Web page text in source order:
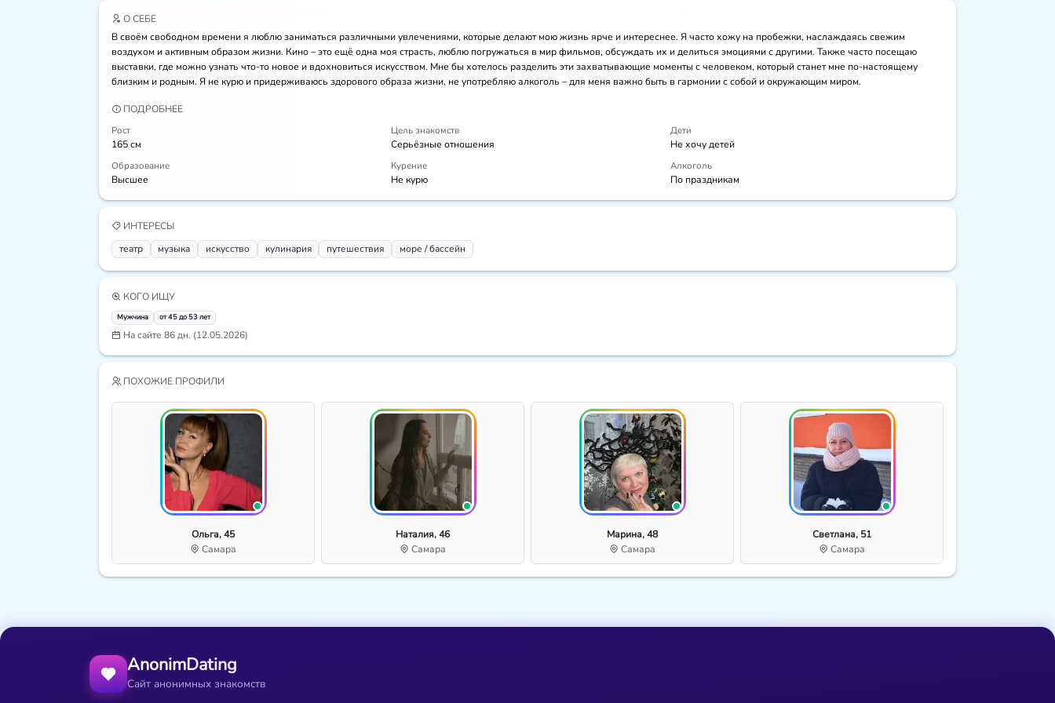
О СЕБЕ
В своём свободном времени я люблю заниматься различными увлечениями, которые делают мою жизнь ярче и интереснее. Я часто хожу на пробежки, наслаждаясь свежим
воздухом и активным образом жизни. Кино – это ещё одна моя страсть, люблю погружаться в мир фильмов, обсуждать их и делиться эмоциями с другими. Также часто посещаю
выставки, где можно узнать что-то новое и вдохновиться искусством. Мне бы хотелось разделить эти захватывающие моменты с человеком, который станет мне по-настоящему
близким и родным. Я не курю и придерживаюсь здорового образа жизни, не употребляю алкоголь – для меня важно быть в гармонии с собой и окружающим миром.
ПОДРОБНЕЕ
Рост
165 см
Цель знакомств
Серьёзные отношения
Дети
Не хочу детей
Образование
Высшее
Курение
Не курю
Алкоголь
По праздникам
ИНТЕРЕСЫ
театр
музыка искусcтво кулинария путешествия море / бассейн
КОГО ИЩУ
Мужчина от 45 до 53 лет
На сайте 86 дн. (12.05.2026)
ПОХОЖИЕ ПРОФИЛИ
Ольга, 45
Самара
Наталия, 46
Самара
Марина, 48
Самара
Светлана, 51
Самара
AnonimDating
Сайт анонимных знакомств